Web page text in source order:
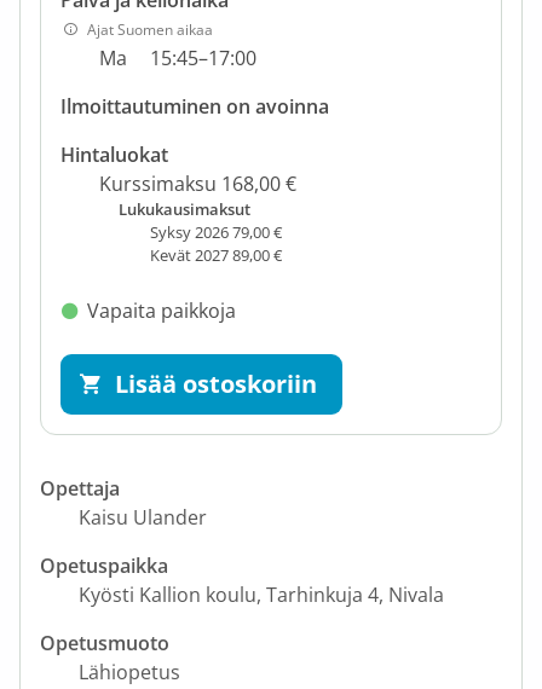
Ajat Suomen aikaa
Ma
15:45–17:00
Ilmoittautuminen on avoinna
Hintaluokat
Kurssimaksu 168,00 €
Lukukausimaksut
Syksy 2026 79,00 €
Kevät 2027 89,00 €
Vapaita paikkoja
Lisää ostoskoriin
Opettaja
Kaisu Ulander
Opetuspaikka
Kyösti Kallion koulu Tarhinkuja 4 Nivala
Opetusmuoto
Lähiopetus